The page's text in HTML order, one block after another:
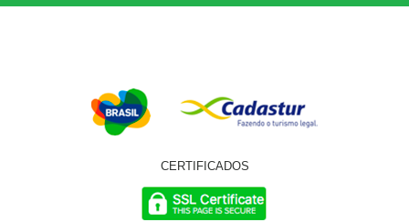
CERTIFICADOS